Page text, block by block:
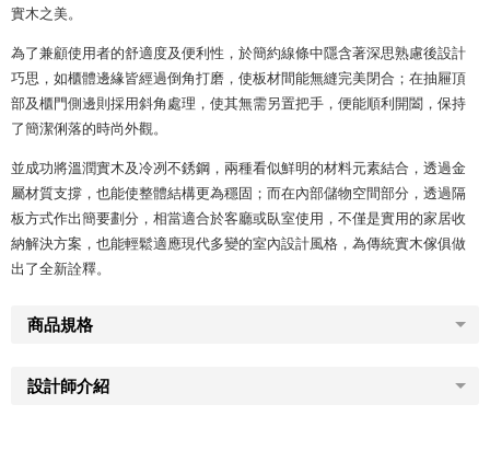
實木之美。
為了兼顧使用者的舒適度及便利性，於簡約線條中隱含著深思熟慮後設計
巧思，如櫃體邊緣皆經過倒角打磨，使板材間能無縫完美閉合；在抽屜頂
部及櫃門側邊則採用斜角處理，使其無需另置把手，便能順利開闔，保持
了簡潔俐落的時尚外觀。
並成功將溫潤實木及冷冽不銹鋼，兩種看似鮮明的材料元素結合，透過金
屬材質支撐，也能使整體結構更為穩固；而在內部儲物空間部分，透過隔
板方式作出簡要劃分，相當適合於客廳或臥室使用，不僅是實用的家居收
納解決方案，也能輕鬆適應現代多變的室內設計風格，為傳統實木傢俱做
出了全新詮釋。
商品規格
設計師介紹